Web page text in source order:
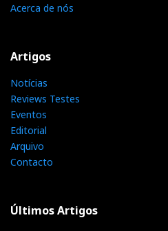
Acerca de nós
Artigos
Notícias
Reviews Testes
Eventos
Editorial
Arquivo
Contacto
Últimos Artigos